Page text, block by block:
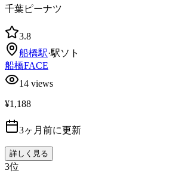
千葉ピーナツ
3.8
船橋駅·駅ソト
船橋FACE
14 views
¥1,188
3ヶ月前に更新
詳しく見る
3位